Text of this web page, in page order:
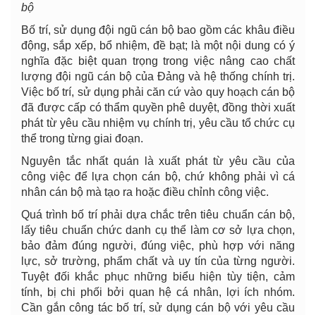
bộ
Bố trí, sử dụng đội ngũ cán bộ bao gồm các khâu điều
động, sắp xếp, bổ nhiệm, đề bạt; là một nội dung có ý
nghĩa đặc biệt quan trọng trong việc nâng cao chất
lượng đội ngũ cán bộ của Đảng và hệ thống chính trị.
Việc bố trí, sử dụng phải căn cứ vào quy hoạch cán bộ
đã được cấp có thẩm quyền phê duyệt, đồng thời xuất
phát từ yêu cầu nhiệm vụ chính trị, yêu cầu tổ chức cụ
thể trong từng giai đoạn.
Nguyên tắc nhất quán là xuất phát từ yêu cầu của
công việc để lựa chọn cán bộ, chứ không phải vì cá
nhân cán bộ mà tạo ra hoặc điều chỉnh công việc.
Quá trình bố trí phải dựa chắc trên tiêu chuẩn cán bộ,
lấy tiêu chuẩn chức danh cụ thể làm cơ sở lựa chọn,
bảo đảm đúng người, đúng việc, phù hợp với năng
lực, sở trường, phẩm chất và uy tín của từng người.
Tuyệt đối khắc phục những biểu hiện tùy tiện, cảm
tính, bị chi phối bởi quan hệ cá nhân, lợi ích nhóm.
Cần gắn công tác bố trí, sử dụng cán bộ với yêu cầu